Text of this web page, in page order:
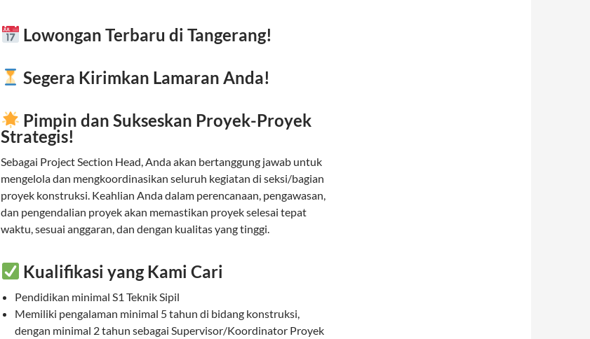
Lowongan Terbaru di Tangerang!
Segera Kirimkan Lamaran Anda!
Pimpin dan Sukseskan Proyek-Proyek
Strategis!
Sebagai Project Section Head, Anda akan bertanggung jawab untuk
mengelola dan mengkoordinasikan seluruh kegiatan di seksi/bagian
proyek konstruksi. Keahlian Anda dalam perencanaan, pengawasan,
dan pengendalian proyek akan memastikan proyek selesai tepat
waktu, sesuai anggaran, dan dengan kualitas yang tinggi.
Kualifikasi yang Kami Cari
Pendidikan minimal S1 Teknik Sipil
Memiliki pengalaman minimal 5 tahun di bidang konstruksi,
dengan minimal 2 tahun sebagai Supervisor/Koordinator Proyek